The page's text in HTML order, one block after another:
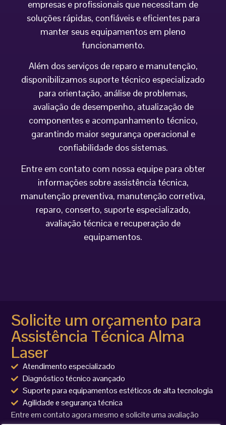
empresas e profissionais que necessitam de
soluções rápidas, confiáveis e eficientes para
manter seus equipamentos em pleno
funcionamento.
Além dos serviços de reparo e manutenção,
disponibilizamos suporte técnico especializado
para orientação, análise de problemas,
avaliação de desempenho, atualização de
componentes e acompanhamento técnico,
garantindo maior segurança operacional e
confiabilidade dos sistemas.
Entre em contato com nossa equipe para obter
informações sobre assistência técnica,
manutenção preventiva, manutenção corretiva,
reparo, conserto, suporte especializado,
avaliação técnica e recuperação de
equipamentos.
Solicite um orçamento para
Assistência Técnica Alma
Laser
Atendimento especializado
Diagnóstico técnico avançado
Suporte para equipamentos estéticos de alta tecnologia
Agilidade e segurança técnica
Entre em contato agora mesmo e solicite uma avaliação